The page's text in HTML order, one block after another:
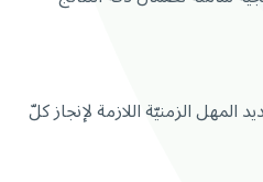
الزمنيّة اللازمة لإنجاز كلّ